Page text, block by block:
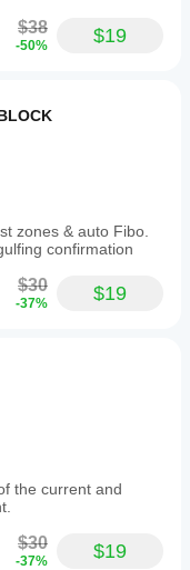
$38
-50% $19
zones & auto Fibo.
confirmation
$30
-37% $19
the current and
$30
-37% $19